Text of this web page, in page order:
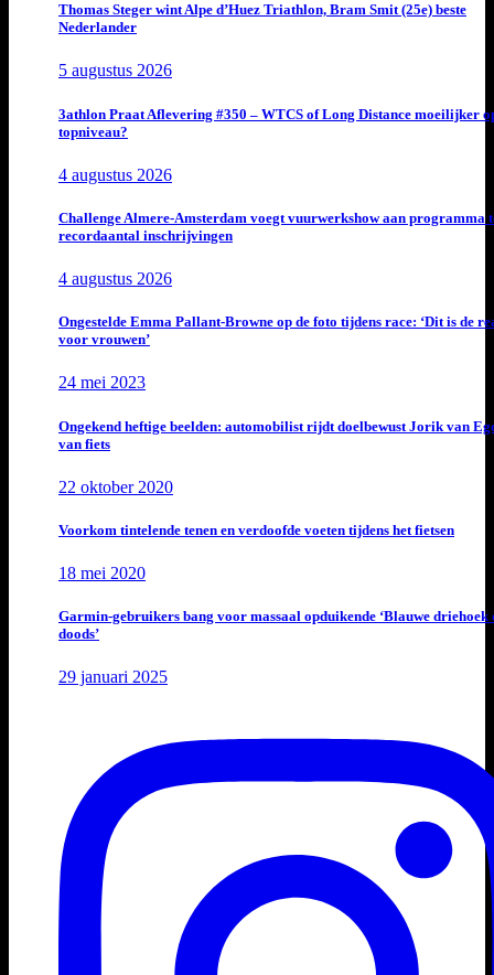
Thomas Steger wint Alpe d’Huez Triathlon, Bram Smit (25e) beste
Nederlander
5 augustus 2026
3athlon Praat Aflevering #350 – WTCS of Long Distance moeilijker
topniveau?
4 augustus 2026
Challenge Almere-Amsterdam voegt vuurwerkshow aan programma
recordaantal inschrijvingen
4 augustus 2026
Ongestelde Emma Pallant-Browne op de foto tijdens race: ‘Dit is de
voor vrouwen’
24 mei 2023
Ongekend heftige beelden: automobilist rijdt doelbewust Jorik van
van fiets
22 oktober 2020
Voorkom tintelende tenen en verdoofde voeten tijdens het fietsen
18 mei 2020
Garmin-gebruikers bang voor massaal opduikende ‘Blauwe driehoek
doods’
29 januari 2025